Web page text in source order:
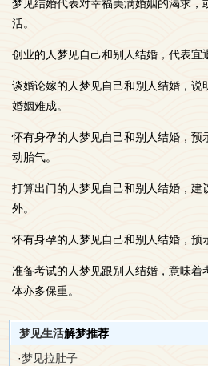
梦见结婚代表对幸福美满婚姻的渴求，
活。
创业的人梦见自己和别人结婚，代表宜
谈婚论嫁的人梦见自己和别人结婚，说
婚姻难成。
怀有身孕的人梦见自己和别人结婚，预
动胎气。
打算出门的人梦见自己和别人结婚，建
外。
怀有身孕的人梦见自己和别人结婚，预
准备考试的人梦见跟别人结婚，意味着
体亦多保重。
梦见生活解梦推荐
·梦见拉肚子